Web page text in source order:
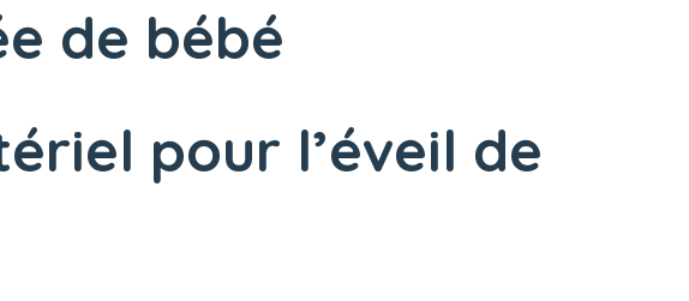
de bébé
pour l’éveil de